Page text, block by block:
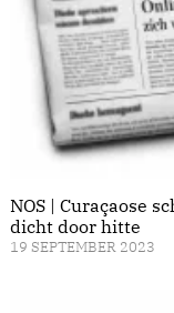
NOS | Curaçaose
dicht door hitte
19 SEPTEMBER 2023